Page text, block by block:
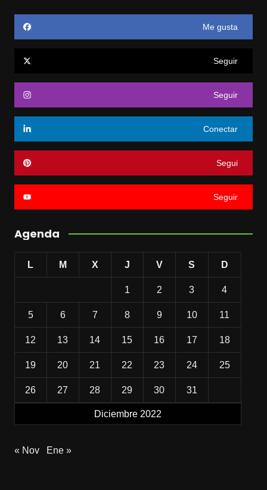
Me gusta
Seguir
Seguir
Conectar
Segui
Seguir
Agenda
Diciembre 2022
L M X J V S D
1 2 3 4
5 6 7 8 9 10 11
12 13 14 15 16 17 18
19 20 21 22 23 24 25
26 27 28 29 30 31
« Nov Ene »